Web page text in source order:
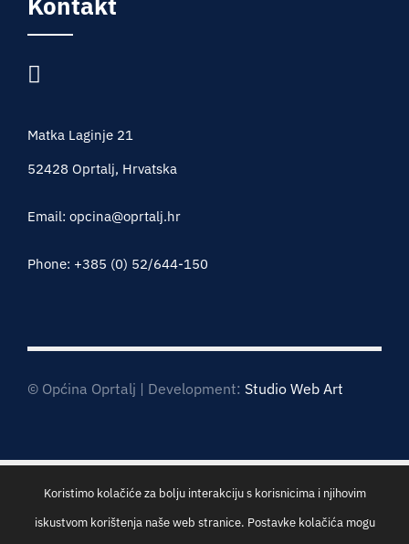
Matka Laginje 21
52428 Oprtalj, Hrvatska
Email: opcina@oprtalj.hr
Phone: +385 (0) 52/644-150
© Općina Oprtalj | Development: Studio Web Art
Koristimo kolačiće za bolju interakciju s korisnicima i njihovim
iskustvom korištenja naše web stranice. Postavke kolačića mogu